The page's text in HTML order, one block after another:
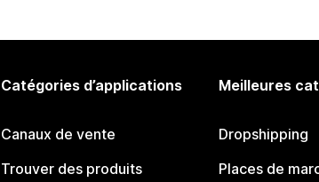
Catégories d’applications
Canaux de vente
Trouver des produits
Meilleures
Dropshipping
Places de